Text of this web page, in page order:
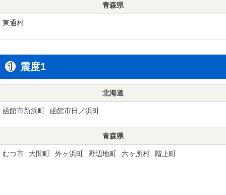
青森県
東通村
震度1
北海道
函館市新浜町 函館市日ノ浜町
青森県
むつ市 大間町 外ヶ浜町 野辺地町 六ヶ所村 階上町